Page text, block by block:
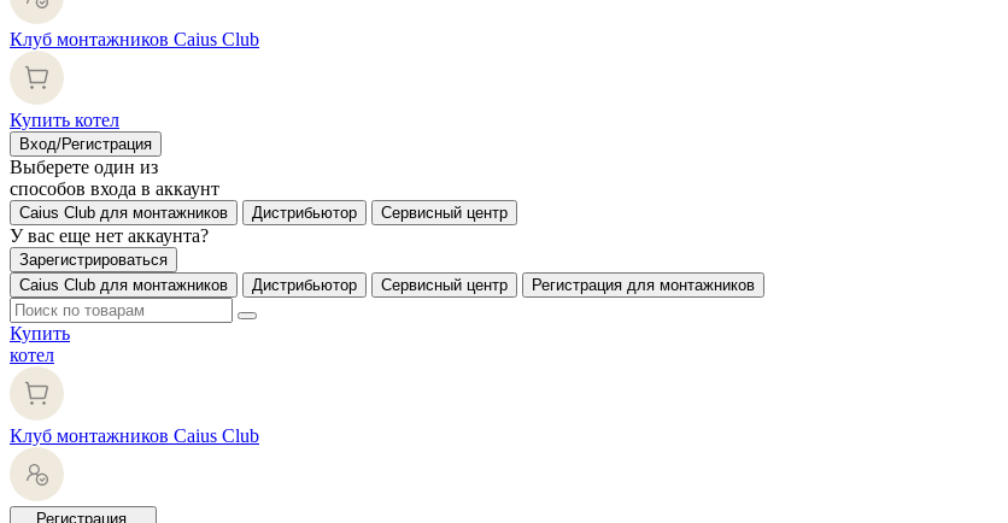
Клуб монтажников Caius Club
Купить котел
Вход/Регистрация
Выберете один из
способов входа в аккаунт
Caius Club для монтажников Дистрибьютор Сервисный центр
У вас еще нет аккаунта?
Зарегистрироваться
Caius Club для монтажников
Дистрибьютор Сервисный центр Регистрация для монтажников
Купить
котел
Клуб монтажников Caius Club
Регистрация